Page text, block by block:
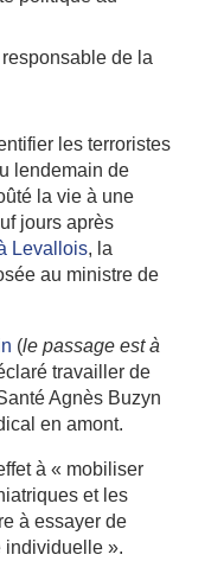
de la
les terroristes
lendemain de
la vie à une
jours après
Levallois, la
au ministre de
(le passage est à
travailler de
Agnès Buzyn
en amont.
à « mobiliser
et les
à essayer de
individuelle ».